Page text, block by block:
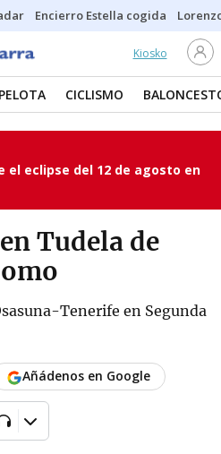
Encierro Estella cogida
Kiosko
PELOTA CICLISMO
el eclipse del 12 de agosto en
Tudela de
Tenerife en Segunda
Añádenos en Google